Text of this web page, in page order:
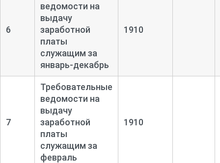
6
ведомости на
выдачу
заработной
платы
служащим за
январь-декабрь
1910
7
Требовательные
ведомости на
выдачу
заработной
платы
служащим за
февраль
1910